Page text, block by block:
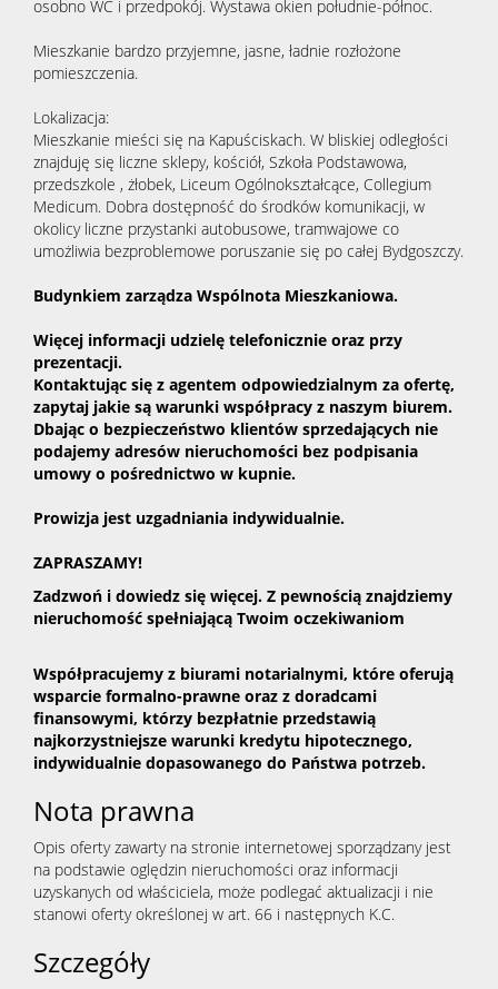
osobno WC i przedpokój. Wystawa okien południe-północ.
Mieszkanie bardzo przyjemne, jasne, ładnie rozłożone
pomieszczenia.
Lokalizacja:
Mieszkanie mieści się na Kapuściskach. W bliskiej odległości
znajduję się liczne sklepy, kościół, Szkoła Podstawowa,
przedszkole , żłobek, Liceum Ogólnokształcące, Collegium
Medicum. Dobra dostępność do środków komunikacji, w
okolicy liczne przystanki autobusowe, tramwajowe co
umożliwia bezproblemowe poruszanie się po całej Bydgoszczy.
Budynkiem zarządza Wspólnota Mieszkaniowa.
Więcej informacji udzielę telefonicznie oraz przy
prezentacji.
Kontaktując się z agentem odpowiedzialnym za ofertę,
zapytaj jakie są warunki współpracy z naszym biurem.
Dbając o bezpieczeństwo klientów sprzedających nie
podajemy adresów nieruchomości bez podpisania
umowy o pośrednictwo w kupnie.
Prowizja jest uzgadniania indywidualnie.
ZAPRASZAMY!
Zadzwoń i dowiedz się więcej. Z pewnością znajdziemy
nieruchomość spełniającą Twoim oczekiwaniom
Współpracujemy z biurami notarialnymi, które oferują
wsparcie formalno-prawne oraz z doradcami
finansowymi, którzy bezpłatnie przedstawią
najkorzystniejsze warunki kredytu hipotecznego,
indywidualnie dopasowanego do Państwa potrzeb.
Nota prawna
Opis oferty zawarty na stronie internetowej sporządzany jest
na podstawie oględzin nieruchomości oraz informacji
uzyskanych od właściciela, może podlegać aktualizacji i nie
stanowi oferty określonej w art. 66 i następnych K.C.
Szczegóły